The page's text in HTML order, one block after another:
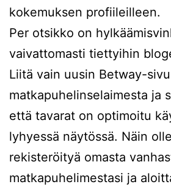
kokemuksen profiileilleen.
Per otsikko on
vaivattomasti tiettyihin
Liitä vain uusin Betway-
matkapuhelinselaimesta ja
että tavarat on optimoitu
lyhyessä näytössä. Näin
rekisteröityä omasta
matkapuhelimestasi ja